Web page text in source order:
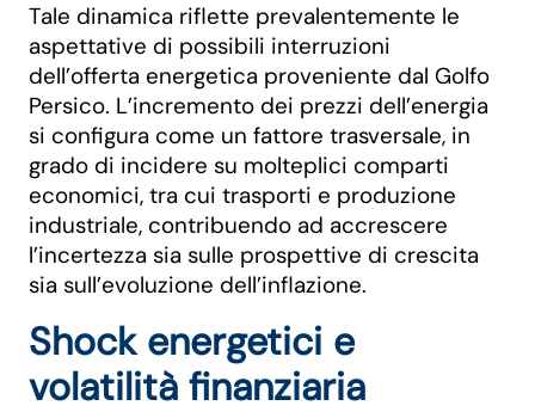
Tale dinamica riflette prevalentemente le
aspettative di possibili interruzioni
dell’offerta energetica proveniente dal Golfo
Persico. L’incremento dei prezzi dell’energia
si configura come un fattore trasversale, in
grado di incidere su molteplici comparti
economici, tra cui trasporti e produzione
industriale, contribuendo ad accrescere
l’incertezza sia sulle prospettive di crescita
sia sull’evoluzione dell’inflazione.
Shock energetici e
volatilità finanziaria